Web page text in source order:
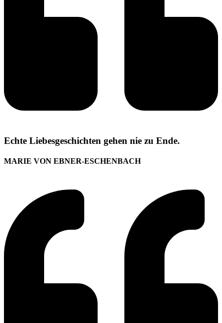
Echte Liebesgeschichten gehen nie zu Ende.
MARIE VON EBNER-ESCHENBACH